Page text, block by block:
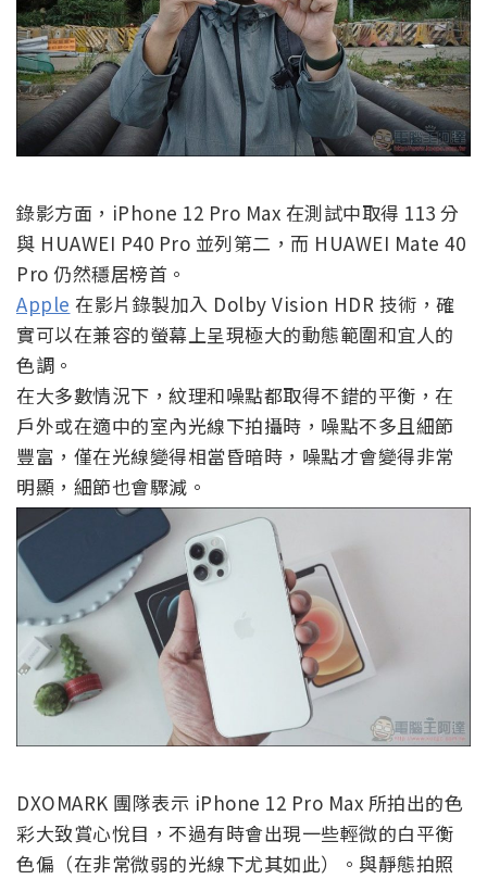
錄影方面，iPhone 12 Pro Max 在測試中取得 113 分
與 HUAWEI P40 Pro 並列第二，而 HUAWEI Mate 40
Pro 仍然穩居榜首。
Apple 在影片錄製加入 Dolby Vision HDR 技術，確
實可以在兼容的螢幕上呈現極大的動態範圍和宜人的
色調。
在大多數情況下，紋理和噪點都取得不錯的平衡，在
戶外或在適中的室內光線下拍攝時，噪點不多且細節
豐富，僅在光線變得相當昏暗時，噪點才會變得非常
明顯，細節也會驟減。
DXOMARK 團隊表示 iPhone 12 Pro Max 所拍出的色
彩大致賞心悅目，不過有時會出現一些輕微的白平衡
色偏（在非常微弱的光線下尤其如此）。與靜態拍照